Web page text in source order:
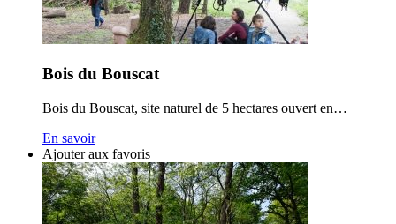
Bois du Bouscat
Bois du Bouscat, site naturel de 5 hectares ouvert en…
En savoir
Ajouter aux favoris